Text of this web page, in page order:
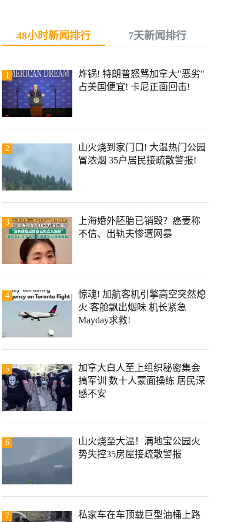
48小时新闻排行 7天新闻排行
1
炸锅! 特朗普怒骂加拿大"恶劣"
占美国便宜! 卡尼正面回击!
2
山火烧到家门口! 大温热门公园
冒浓烟 35户居民接疏散警报!
3
上海婚外胚胎已销毁？癌妻称
不信、出轨夫惨遭网暴
4
惊魂! 加航客机引擎高空突然熄
火 客舱飘出烟味 机长紧急
Mayday求救!
5
加拿大白人至上组织秘密集会
搞军训 数十人蒙面操练 居民深
感不安
6
山火烧至大温！满地宝公园火
势失控35房屋接疏散警报
7
私家车在车顶载巨型油桶上路